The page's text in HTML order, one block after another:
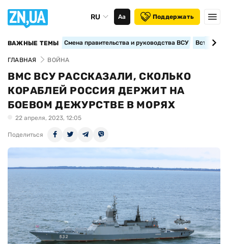
RU Аа Поддержать
ВАЖНЫЕ ТЕМЫ Смена правительства и руководства ВСУ
ГЛАВНАЯ ВОЙНА
ВМС ВСУ РАССКАЗАЛИ, СКОЛЬКО
КОРАБЛЕЙ РОССИЯ ДЕРЖИТ НА
БОЕВОМ ДЕЖУРСТВЕ В МОРЯХ
22 апреля, 2023, 12:05
Поделиться